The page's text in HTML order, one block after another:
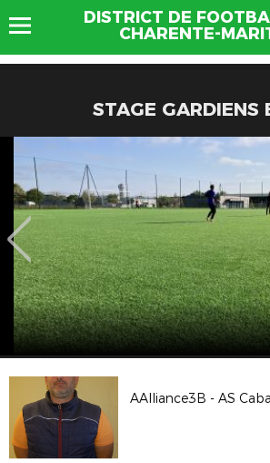
DISTRICT DE
CHARENTE-
STAGE GARDIENS